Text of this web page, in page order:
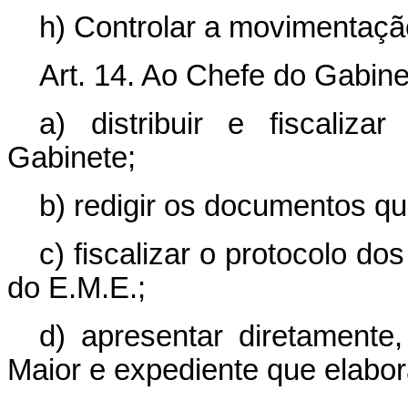
h) Controlar a
Art. 14. Ao Chefe do
a) distribuir e fiscalizar
Gabinete;
b) redigir os documentos
c) fiscalizar o protocolo
do E.M.E.;
d) apresentar
Maior e expediente que